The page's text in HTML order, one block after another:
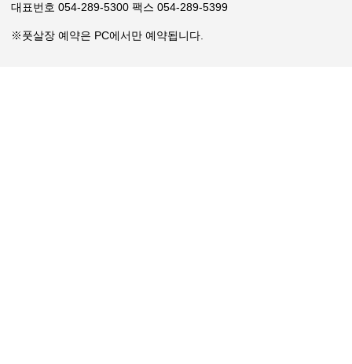
대표번호 054-289-5300 팩스 054-289-5399
※풋살장 예약은 PC에서만 예약됩니다.